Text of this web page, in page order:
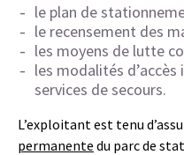
le plan de
le recensement des
les moyens de lutte
les modalités
services de secours.
L’exploitant est tenu
permanente du parc de